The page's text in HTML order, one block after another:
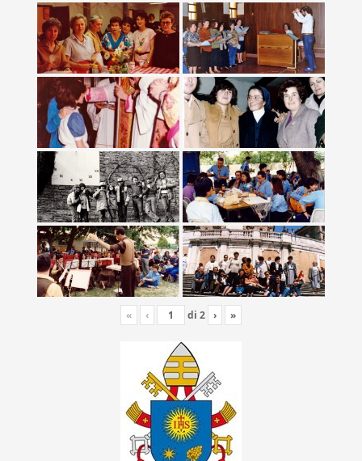
« ‹ di 2 › »